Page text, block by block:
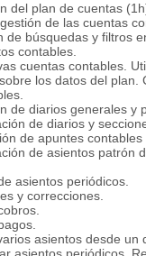
del plan de cuentas
de las cuentas
de búsquedas y filtros
contables.
cuentas contables.
los datos del plan.
de diarios generales y
de diarios y
de apuntes contables
de asientos patrón
asientos periódicos.
y correcciones.
asientos desde un